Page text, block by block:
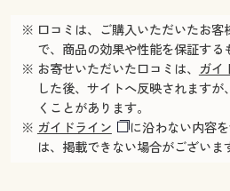
※ 口コミは、ご購入いただいたお客
で、商品の効果や性能を保証する
※ お寄せいただいた口コミは、 ガイ
した後、サイトへ反映されます
くことがあります。
※ ガイドライン
に沿わない内容
は、掲載できない場合がございま